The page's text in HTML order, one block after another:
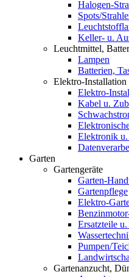
Halogen-
Spots/
Keller- u.
Leuchtmittel,
Lampen
Batterien,
Elektro-Installation
Elektro-
Kabel u.
Elektronik
Garten
Gartengeräte
Garten-
Gartenpflege
Elektro-
Ersatzteile
Pumpen/
Gartenanzucht,